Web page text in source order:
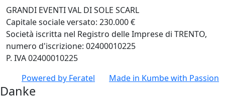
GRANDI EVENTI VAL DI SOLE SCARL
Capitale sociale versato: 230.000 €
Società iscritta nel Registro delle Imprese di TRENTO,
numero d'iscrizione: 02400010225
P. IVA 02400010225
Powered by Feratel Made in Kumbewith Passion
Danke